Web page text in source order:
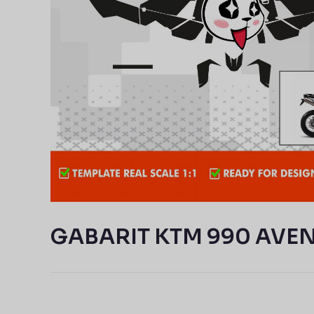
GABARIT KTM 990